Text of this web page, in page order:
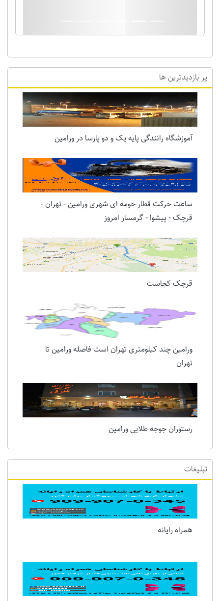
پر بازدیدترین ها
آموزشگاه رانندگی پایه یک و دو پارسا در ورامین
ساعت حرکت قطار حومه ای شهری ورامین - تهران -
قرچک - پیشوا - گرمسار امروز
قرچک کجاست
ورامین چند کیلومتری تهران است فاصله ورامین تا
تهران
رستوران جوجه طلایی ورامین
تبلیغات
همراه رایانه